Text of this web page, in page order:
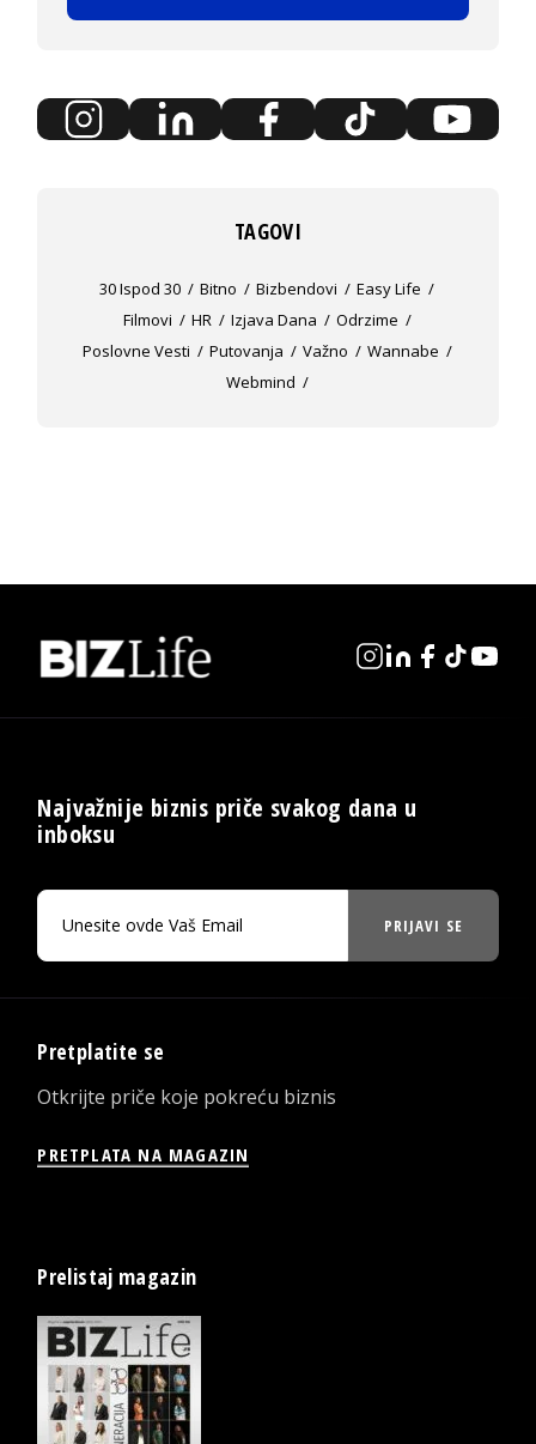
TAGOVI
30 Ispod 30 Bitno Bizbendovi
Easy Life
Filmovi
HR Izjava Dana
Odrzime
Poslovne Vesti
Putovanja Važno
Wannabe
Webmind
Najvažnije biznis priče svakog dana u
inboksu
PRIJAVI SE
Pretplatite se
Otkrijte priče koje pokreću biznis
PRETPLATA NA MAGAZIN
Prelistaj magazin